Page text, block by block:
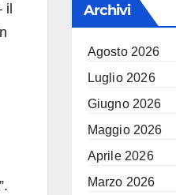
Archivi
Agosto 2026
Luglio 2026
Giugno 2026
Maggio 2026
Aprile 2026
Marzo 2026